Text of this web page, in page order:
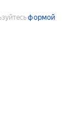
формой